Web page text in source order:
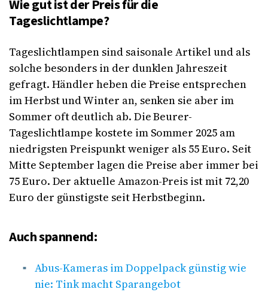
Wie gut ist der Preis für die
Tageslichtlampe?
Tageslichtlampen sind saisonale Artikel und als
solche besonders in der dunklen Jahreszeit
gefragt. Händler heben die Preise entsprechen
im Herbst und Winter an, senken sie aber im
Sommer oft deutlich ab. Die Beurer-
Tageslichtlampe kostete im Sommer 2025 am
niedrigsten Preispunkt weniger als 55 Euro. Seit
Mitte September lagen die Preise aber immer bei
75 Euro. Der aktuelle Amazon-Preis ist mit 72,20
Euro der günstigste seit Herbstbeginn.
Auch spannend:
Abus-Kameras im Doppelpack günstig wie
nie: Tink macht Sparangebot